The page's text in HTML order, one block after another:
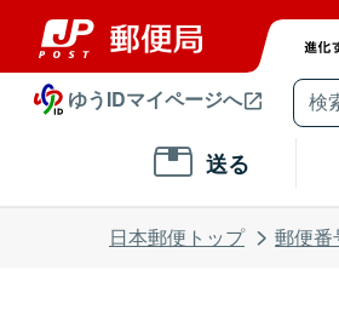
ゆうIDマイページへ
送る
日本郵便トップ 郵便番